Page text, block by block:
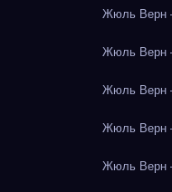
Жюль Верн
Жюль Верн
Жюль Верн
Жюль Верн
Жюль Верн